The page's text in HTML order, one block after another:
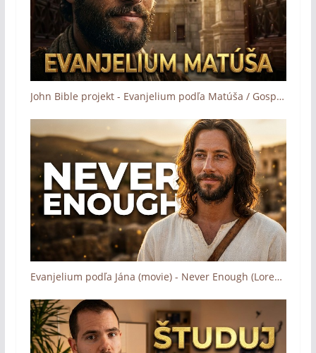
John Bible projekt - Evanjelium podľa Matúša / Gospel of Matthew (trailer)
Evanjelium podľa Jána (movie) - Never Enough (Loren Allred)